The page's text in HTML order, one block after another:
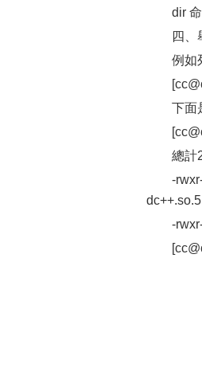
dir
四、
例如
下面
總計
-
-